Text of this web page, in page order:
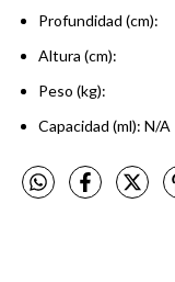
Profundidad (cm):
Altura (cm):
Peso (kg):
Capacidad (ml): N/A